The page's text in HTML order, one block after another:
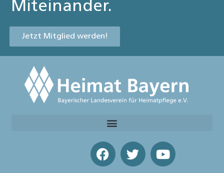
Miteinander.
Jetzt Mitglied werden!